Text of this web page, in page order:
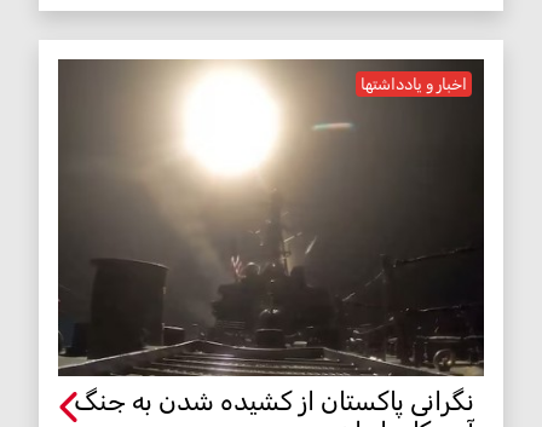
اخبار و یادداشتها
نگرانی پاکستان از کشیده شدن به جنگ